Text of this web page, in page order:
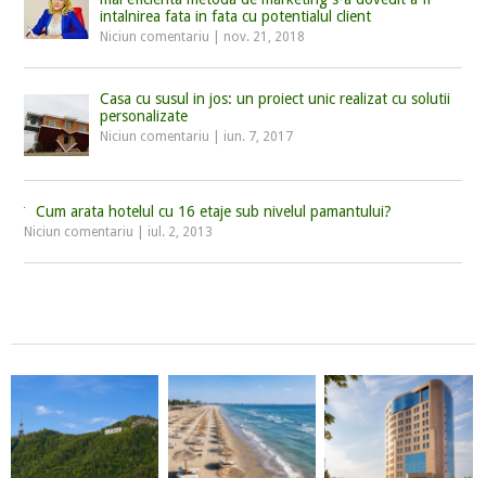
intalnirea fata in fata cu potentialul client
Niciun comentariu nov. 21, 2018
Casa cu susul in jos: un proiect unic realizat cu solutii
personalizate
Niciun comentariu iun. 7, 2017
Cum arata hotelul cu 16 etaje sub nivelul pamantului?
Niciun comentariu iul. 2, 2013